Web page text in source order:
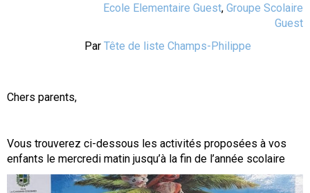
Ecole Elementaire Guest, Groupe Scolaire
Guest
Par Tête de liste Champs-Philippe
Chers parents,
Vous trouverez ci-dessous les activités proposées à vos
enfants le mercredi matin jusqu’à la fin de l’année scolaire